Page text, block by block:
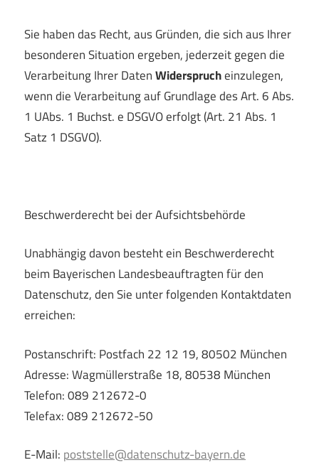
Sie haben das Recht, aus Gründen, die sich aus Ihrer
besonderen Situation ergeben, jederzeit gegen die
Verarbeitung Ihrer DatenWidersprucheinzulegen,
wenn die Verarbeitung auf Grundlage des Art. 6 Abs.
1 UAbs. 1 Buchst. e DSGVO erfolgt (Art. 21 Abs. 1
Satz 1 DSGVO).
Beschwerderecht bei der Aufsichtsbehörde
Unabhängig davon besteht ein Beschwerderecht
beim Bayerischen Landesbeauftragten für den
Datenschutz, den Sie unter folgenden Kontaktdaten
erreichen:
Postanschrift: Postfach 22 12 19, 80502 München
Adresse: Wagmüllerstraße 18, 80538 München
Telefon: 089 212672-0
Telefax: 089 212672-50
E-Mail: poststelle@datenschutz-bayern.de